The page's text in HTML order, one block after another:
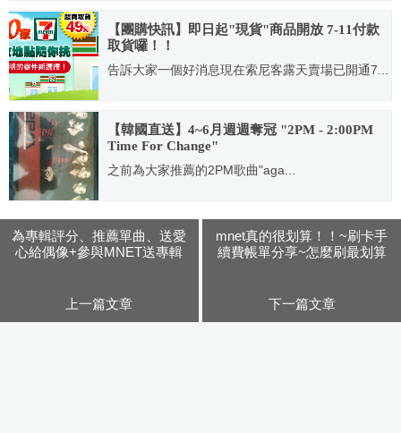
2009.06.18
【團購快訊】即日起"現貨"商品開放 7-11付款
取貨囉！！
告訴大家一個好消息現在索尼客露天賣場已開通7...
2010.02.05
【韓國直送】4~6月週週奪冠 "2PM - 2:00PM
Time For Change"
之前為大家推薦的2PM歌曲"aga...
為專輯評分、推薦單曲、送愛
心給偶像+參與MNET送專輯
上一篇文章
mnet真的很划算！！~刷卡手
續費帳單分享~怎麼刷最划算
下一篇文章